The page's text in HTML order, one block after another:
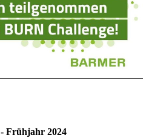
- Frühjahr 2024